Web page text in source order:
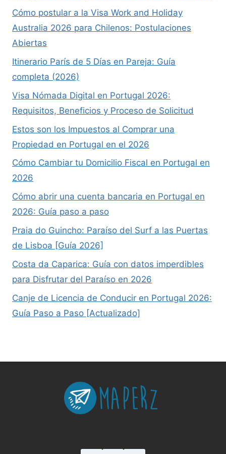
Cómo postular a la Visa Work and Holiday
Australia 2026 para Chilenos: Postulaciones
Abiertas
Itinerario París de 5 Días en Pareja: Guía
completa (2026)
Visa Nómada Digital en Portugal 2026:
Requisitos, Beneficios y Proceso de Solicitud
Estos son los Impuestos al Comprar una
Propiedad en Portugal en el 2026
Cómo Cambiar tu Domicilio Fiscal en Portugal en
2026
Cómo abrir una cuenta bancaria en Portugal en
2026: Guía paso a paso
Praia do Guincho: Paraíso del Surf a las Puertas
de Lisboa [Guía 2026]
Costa da Caparica: Guía con datos imperdibles
para Disfrutar del Paraíso en 2026
Canje de Licencia de Conducir en Portugal 2026:
Guía Paso a Paso [Actualizado]